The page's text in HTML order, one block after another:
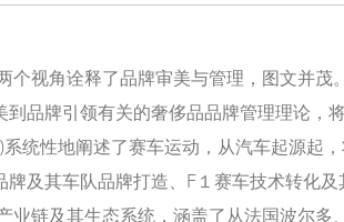
个视角诠释了品牌审美与管理，图文并茂
品牌引领有关的奢侈品品牌管理理论，
统性地阐述了赛车运动，从汽车起源起
牌及其车队品牌打造、F１赛车技术转化
业链及其生态系统，涵盖了从法国波尔